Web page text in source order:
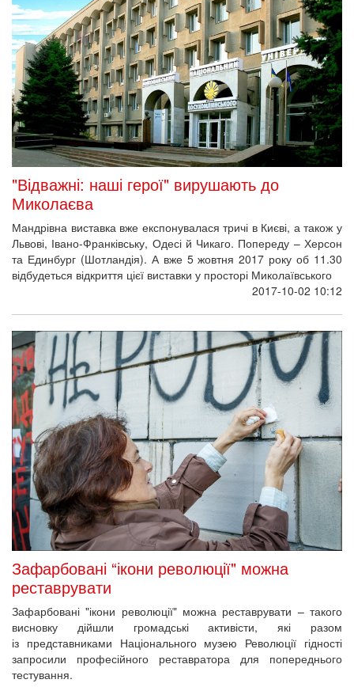
"Відважні: наші герої" вирушають до
Миколаєва
Мандрівна виставка вже експонувалася тричі в Києві, а також у
Львові, Івано-Франківську, Одесі й Чикаго. Попереду – Херсон
та Единбург (Шотландія). А вже 5 жовтня 2017 року об 11.30
відбудеться відкриття цієї виставки у просторі Миколаївського
2017-10-02 10:12
Зафарбовані “ікони революції" можна
реставрувати
Зафарбовані "ікони революції" можна реставрувати – такого
висновку дійшли громадські активісти, які разом
із представниками Національного музею Революції гідності
запросили професійного реставратора для попереднього
тестування.